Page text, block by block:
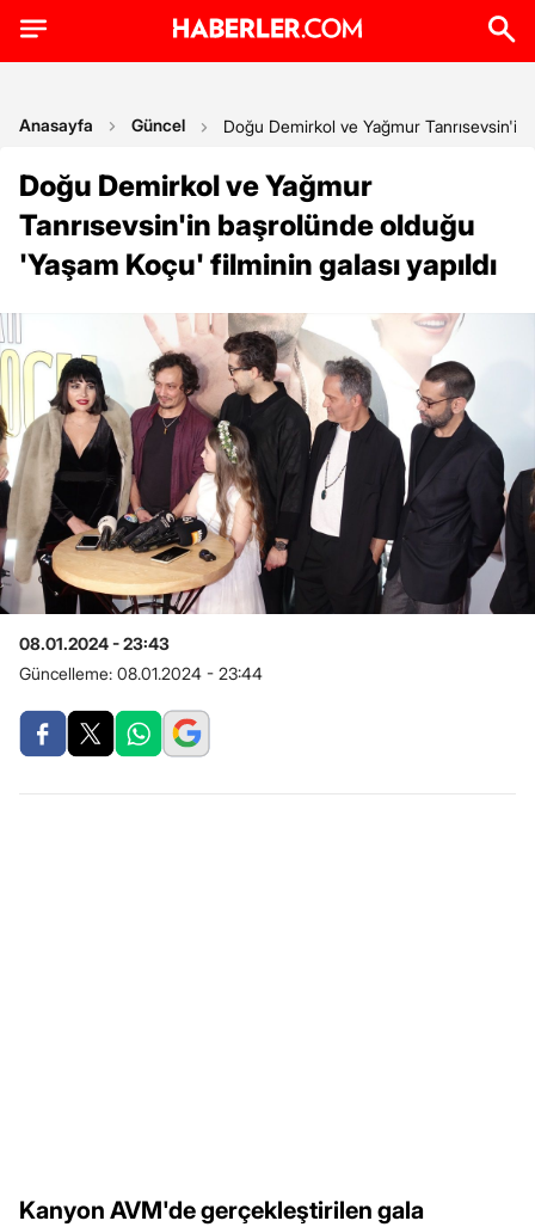
Anasayfa Güncel Doğu Demirkol ve Yağmur Tanrısevsin'in
Doğu Demirkol ve Yağmur
Tanrısevsin'in başrolünde olduğu
'Yaşam Koçu' filminin galası yapıldı
08.01.2024 - 23:43
Güncelleme: 08.01.2024 - 23:44
Kanyon AVM'de gerçekleştirilen gala